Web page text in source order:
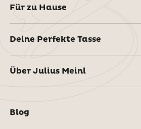
Für zu Hause
Deine Perfekte Tasse
Über Julius Meinl
Blog